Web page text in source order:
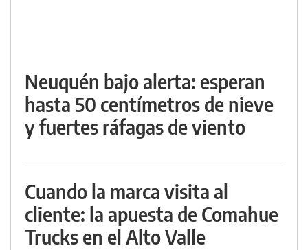
Neuquén bajo alerta: esperan
hasta 50 centímetros de nieve
y fuertes ráfagas de viento
Cuando la marca visita al
cliente: la apuesta de Comahue
Trucks en el Alto Valle